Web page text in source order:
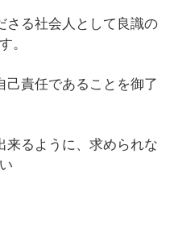
さる社会人として良識の
。
己責任であることを御了
来るように、求められな